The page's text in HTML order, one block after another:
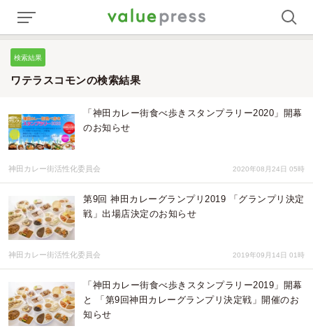
検索結果
ワテラスコモンの検索結果
「神田カレー街食べ歩きスタンプラリー2020」開幕
のお知らせ
神田カレー街活性化委員会 2020年08月24日 05時
第9回 神田カレーグランプリ2019 「グランプリ決定
戦」出場店決定のお知らせ
神田カレー街活性化委員会 2019年09月14日 01時
「神田カレー街食べ歩きスタンプラリー2019」開幕
と 「第9回神田カレーグランプリ決定戦」開催のお
知らせ